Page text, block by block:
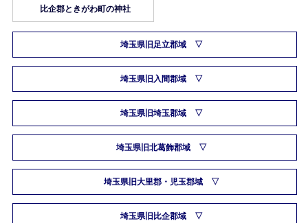
比企郡ときがわ町の神社
埼玉県旧足立郡域
埼玉県旧入間郡域
埼玉県旧埼玉郡域
埼玉県旧北葛飾郡域
埼玉県旧大里郡・児玉郡域
埼玉県旧比企郡域